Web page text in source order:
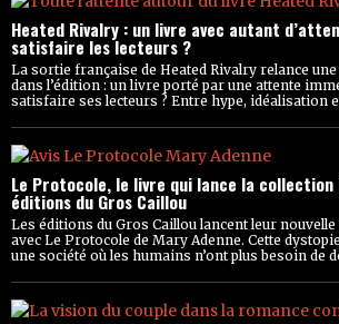
Heated Rivalry : un livre avec autant
satisfaire les lecteurs ?
La sortie française de Heated Rivalry relance
dans l’édition : un livre porté par une attente
satisfaire ses lecteurs ? Entre hype, idéalisation
Le Protocole, le livre qui lance la
éditions du Gros Caillou
Les éditions du Gros Caillou lancent leur
avec Le Protocole de Mary Adenne. Cette
une société où les humains n’ont plus besoin de